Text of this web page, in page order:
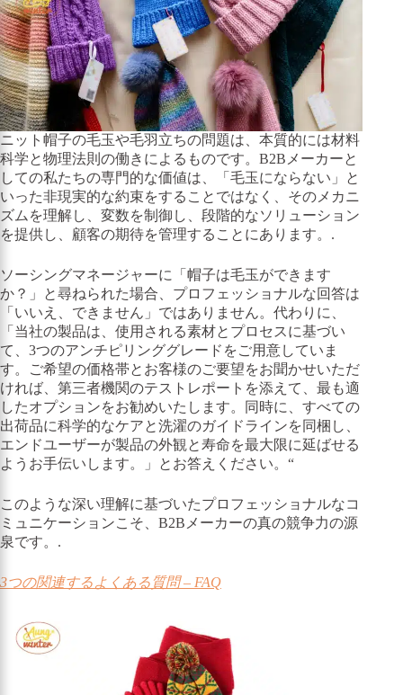
ニット帽子の毛玉や毛羽立ちの問題は、本質的には材料
科学と物理法則の働きによるものです。B2Bメーカーと
しての私たちの専門的な価値は、「毛玉にならない」と
いった非現実的な約束をすることではなく、そのメカニ
ズムを理解し、変数を制御し、段階的なソリューション
を提供し、顧客の期待を管理することにあります。.
ソーシングマネージャーに「帽子は毛玉ができます
か？」と尋ねられた場合、プロフェッショナルな回答は
「いいえ、できません」ではありません。代わりに、
「当社の製品は、使用される素材とプロセスに基づい
て、3つのアンチピリンググレードをご用意していま
す。ご希望の価格帯とお客様のご要望をお聞かせいただ
ければ、第三者機関のテストレポートを添えて、最も適
したオプションをお勧めいたします。同時に、すべての
出荷品に科学的なケアと洗濯のガイドラインを同梱し、
エンドユーザーが製品の外観と寿命を最大限に延ばせる
ようお手伝いします。」とお答えください。“
このような深い理解に基づいたプロフェッショナルなコ
ミュニケーションこそ、B2Bメーカーの真の競争力の源
泉です。.
3つの関連するよくある質問 – FAQ